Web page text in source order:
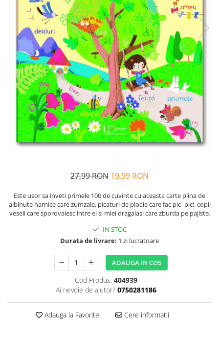
Alfabet si matematica
Jocuri de memorie si inteligenta
Seria Lectia de sanatate
Editura Litera
Editura Galaxia Copiilor
Colectia PIXI
Pisicile Războinice
Colectia Pia Papadia
Colectia Micul Paianjen Firicel
Atlase Enciclopedii
Marea carte
27,99 RON 19,99 RON
Este usor sa inveti primele 100 de cuvinte cu aceasta carte plina de
albinute harnice care zumzaie, picaturi de ploaie care fac pic–pic!, copii
veseli care sporovaiesc intre ei si miei dragalasi care zburda pe pajiste.
IN STOC
Durata de livrare: 1 zi lucratoare
ADAUGA IN COS
Cod Produs: 404939
Ai nevoie de ajutor? 0750281186
Adauga la Favorite Cere informatii